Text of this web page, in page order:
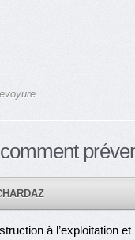
à l’exploitation